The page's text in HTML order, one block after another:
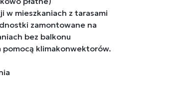
w mieszkaniach z tarasami
zamontowane na
bez balkonu
pomocą klimakonwektorów.